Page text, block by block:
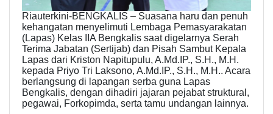
Riauterkini-BENGKALIS – Suasana haru dan penuh
kehangatan menyelimuti Lembaga Pemasyarakatan
(Lapas) Kelas IIA Bengkalis saat digelarnya Serah
Terima Jabatan (Sertijab) dan Pisah Sambut Kepala
Lapas dari Kriston Napitupulu, A.Md.IP., S.H., M.H.
kepada Priyo Tri Laksono, A.Md.IP., S.H., M.H.. Acara
berlangsung di lapangan serba guna Lapas
Bengkalis, dengan dihadiri jajaran pejabat struktural,
pegawai, Forkopimda, serta tamu undangan lainnya.